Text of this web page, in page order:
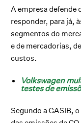
A empresa defende
responder, para já,
segmentos do
e de mercadorias,
custos.
Volkswagen
testes de
Segundo a GASIB,